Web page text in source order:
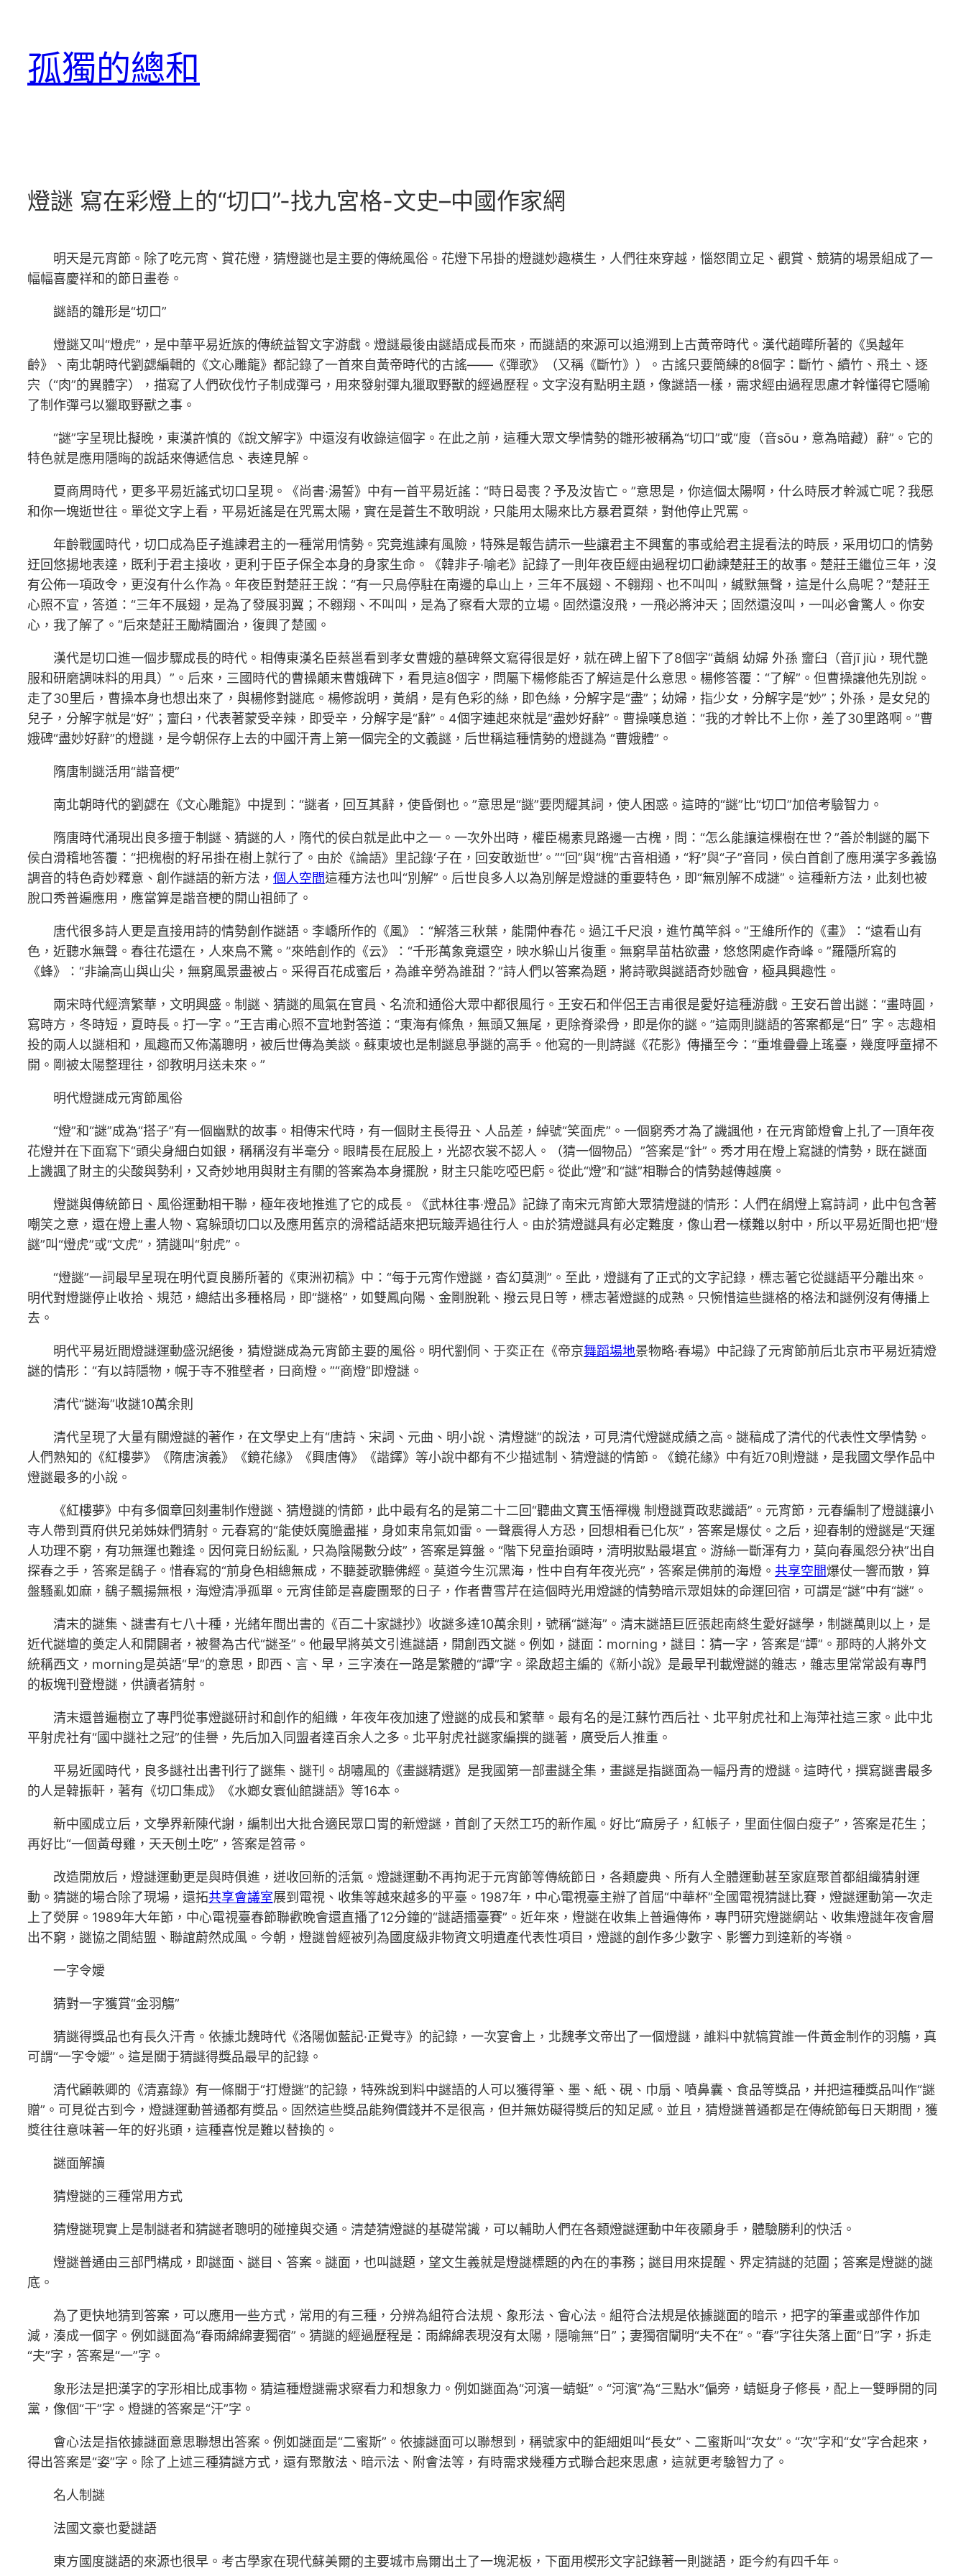
孤獨的總和
燈謎 寫在彩燈上的“切口”-找九宮格-文史–中國作家網
明天是元宵節。除了吃元宵、賞花燈，猜燈謎也是主要的傳統風俗。花燈下吊掛的燈謎妙趣橫生，人們往來穿越，惱怒間立足、觀賞、競猜的場景組成了一
幅幅喜慶祥和的節日畫卷。
謎語的雛形是“切口”
燈謎又叫“燈虎”，是中華平易近族的傳統益智文字游戲。燈謎最後由謎語成長而來，而謎語的來源可以追溯到上古黃帝時代。漢代趙曄所著的《吳越年
齡》、南北朝時代劉勰編輯的《文心雕龍》都記錄了一首來自黃帝時代的古謠——《彈歌》（又稱《斷竹》）。古謠只要簡練的8個字：斷竹、續竹、飛土、逐
宍（“肉”的異體字），描寫了人們砍伐竹子制成彈弓，用來發射彈丸獵取野獸的經過歷程。文字沒有點明主題，像謎語一樣，需求經由過程思慮才幹懂得它隱喻
了制作彈弓以獵取野獸之事。
“謎”字呈現比擬晚，東漢許慎的《說文解字》中還沒有收錄這個字。在此之前，這種大眾文學情勢的雛形被稱為“切口”或“廋（音sōu，意為暗藏）辭”。它的
特色就是應用隱晦的說話來傳遞信息、表達見解。
夏商周時代，更多平易近謠式切口呈現。《尚書·湯誓》中有一首平易近謠：“時日曷喪？予及汝皆亡。”意思是，你這個太陽啊，什么時辰才幹滅亡呢？我愿
和你一塊逝世往。單從文字上看，平易近謠是在咒罵太陽，實在是蒼生不敢明說，只能用太陽來比方暴君夏桀，對他停止咒罵。
年齡戰國時代，切口成為臣子進諫君主的一種常用情勢。究竟進諫有風險，特殊是報告請示一些讓君主不興奮的事或給君主提看法的時辰，采用切口的情勢
迂回悠揚地表達，既利于君主接收，更利于臣子保全本身的身家生命。《韓非子·喻老》記錄了一則年夜臣經由過程切口勸諫楚莊王的故事。楚莊王繼位三年，沒
有公佈一項政令，更沒有什么作為。年夜臣對楚莊王說：“有一只鳥停駐在南邊的阜山上，三年不展翅、不翱翔、也不叫叫，緘默無聲，這是什么鳥呢？”楚莊王
心照不宣，答道：“三年不展翅，是為了發展羽翼；不翱翔、不叫叫，是為了察看大眾的立場。固然還沒飛，一飛必將沖天；固然還沒叫，一叫必會驚人。你安
心，我了解了。”后來楚莊王勵精圖治，復興了楚國。
漢代是切口進一個步驟成長的時代。相傳東漢名臣蔡邕看到孝女曹娥的墓碑祭文寫得很是好，就在碑上留下了8個字“黃絹 幼婦 外孫 齏臼（音jī jiù，現代艷
服和研磨調味料的用具）”。后來，三國時代的曹操顛末曹娥碑下，看見這8個字，問屬下楊修能否了解這是什么意思。楊修答覆：“了解”。但曹操讓他先別說。
走了30里后，曹操本身也想出來了，與楊修對謎底。楊修說明，黃絹，是有色彩的絲，即色絲，分解字是“盡”；幼婦，指少女，分解字是“妙”；外孫，是女兒的
兒子，分解字就是“好”；齏臼，代表著蒙受辛辣，即受辛，分解字是“辭”。4個字連起來就是“盡妙好辭”。曹操嘆息道：“我的才幹比不上你，差了30里路啊。”曹
娥碑“盡妙好辭”的燈謎，是今朝保存上去的中國汗青上第一個完全的文義謎，后世稱這種情勢的燈謎為 “曹娥體”。
隋唐制謎活用“諧音梗”
南北朝時代的劉勰在《文心雕龍》中提到：“謎者，回互其辭，使昏倒也。”意思是“謎”要閃耀其詞，使人困惑。這時的“謎”比“切口”加倍考驗智力。
隋唐時代涌現出良多擅于制謎、猜謎的人，隋代的侯白就是此中之一。一次外出時，權臣楊素見路邊一古槐，問：“怎么能讓這棵樹在世？”善於制謎的屬下
侯白滑稽地答覆：“把槐樹的籽吊掛在樹上就行了。由於《論語》里記錄‘子在，回安敢逝世’。”“回”與“槐”古音相通，“籽”與“子”音同，侯白首創了應用漢字多義協
調音的特色奇妙釋意、創作謎語的新方法， 個人空間這種方法也叫“別解”。后世良多人以為別解是燈謎的重要特色，即“無別解不成謎”。這種新方法，此刻也被
脫口秀普遍應用，應當算是諧音梗的開山祖師了。
唐代很多詩人更是直接用詩的情勢創作謎語。李嶠所作的《風》：“解落三秋葉，能開仲春花。過江千尺浪，進竹萬竿斜。”王維所作的《畫》：“遠看山有
色，近聽水無聲。春往花還在，人來鳥不驚。”來皓創作的《云》：“千形萬象竟還空，映水躲山片復重。無窮旱苗枯欲盡，悠悠閑處作奇峰。”羅隱所寫的
《蜂》：“非論高山與山尖，無窮風景盡被占。采得百花成蜜后，為誰辛勞為誰甜？”詩人們以答案為題，將詩歌與謎語奇妙融會，極具興趣性。
兩宋時代經濟繁華，文明興盛。制謎、猜謎的風氣在官員、名流和通俗大眾中都很風行。王安石和伴侶王吉甫很是愛好這種游戲。王安石曾出謎：“畫時圓，
寫時方，冬時短，夏時長。打一字。”王吉甫心照不宣地對答道：“東海有條魚，無頭又無尾，更除脊梁骨，即是你的謎。”這兩則謎語的答案都是“日” 字。志趣相
投的兩人以謎相和，風趣而又佈滿聰明，被后世傳為美談。蘇東坡也是制謎息爭謎的高手。他寫的一則詩謎《花影》傳播至今：“重堆疊疊上瑤臺，幾度呼童掃不
開。剛被太陽整理往，卻教明月送未來。”
明代燈謎成元宵節風俗
“燈”和“謎”成為“搭子”有一個幽默的故事。相傳宋代時，有一個財主長得丑、人品差，綽號“笑面虎”。一個窮秀才為了譏諷他，在元宵節燈會上扎了一頂年夜
花燈并在下面寫下“頭尖身細白如銀，稱稱沒有半毫分。眼睛長在屁股上，光認衣裳不認人。（猜一個物品）”答案是“針”。秀才用在燈上寫謎的情勢，既在謎面
上譏諷了財主的尖酸與勢利，又奇妙地用與財主有關的答案為本身擺脫，財主只能吃啞巴虧。從此“燈”和“謎”相聯合的情勢越傳越廣。
燈謎與傳統節日、風俗運動相干聯，極年夜地推進了它的成長。《武林往事·燈品》記錄了南宋元宵節大眾猜燈謎的情形：人們在絹燈上寫詩詞，此中包含著
嘲笑之意，還在燈上畫人物、寫躲頭切口以及應用舊京的滑稽話語來把玩簸弄過往行人。由於猜燈謎具有必定難度，像山君一樣難以射中，所以平易近間也把“燈
謎”叫“燈虎”或“文虎”，猜謎叫“射虎”。
“燈謎”一詞最早呈現在明代夏良勝所著的《東洲初稿》中：“每于元宵作燈謎，杳幻莫測”。至此，燈謎有了正式的文字記錄，標志著它從謎語平分離出來。
明代對燈謎停止收拾、規范，總結出多種格局，即“謎格”，如雙鳳向陽、金剛脫靴、撥云見日等，標志著燈謎的成熟。只惋惜這些謎格的格法和謎例沒有傳播上
去。
明代平易近間燈謎運動盛況絕後，猜燈謎成為元宵節主要的風俗。明代劉侗、于奕正在《帝京舞蹈場地景物略·春場》中記錄了元宵節前后北京市平易近猜燈
謎的情形：“有以詩隱物，幌于寺不雅壁者，曰商燈。”“商燈”即燈謎。
清代“謎海”收謎10萬余則
清代呈現了大量有關燈謎的著作，在文學史上有“唐詩、宋詞、元曲、明小說、清燈謎”的說法，可見清代燈謎成績之高。謎稿成了清代的代表性文學情勢。
人們熟知的《紅樓夢》《隋唐演義》《鏡花緣》《興唐傳》《諧鐸》等小說中都有不少描述制、猜燈謎的情節。《鏡花緣》中有近70則燈謎，是我國文學作品中
燈謎最多的小說。
《紅樓夢》中有多個章回刻畫制作燈謎、猜燈謎的情節，此中最有名的是第二十二回“聽曲文寶玉悟禪機 制燈謎賈政悲讖語”。元宵節，元春編制了燈謎讓小
寺人帶到賈府供兄弟姊妹們猜射。元春寫的“能使妖魔膽盡摧，身如束帛氣如雷。一聲震得人方恐，回想相看已化灰”，答案是爆仗。之后，迎春制的燈謎是“天運
人功理不窮，有功無運也難逢。因何竟日紛紜亂，只為陰陽數分歧”，答案是算盤。“階下兒童抬頭時，清明妝點最堪宜。游絲一斷渾有力，莫向春風怨分袂”出自
探春之手，答案是鷂子。惜春寫的“前身色相總無成，不聽菱歌聽佛經。莫道今生沉黑海，性中自有年夜光亮”，答案是佛前的海燈。 共享空間爆仗一響而散，算
盤騷亂如麻，鷂子飄揚無根，海燈清凈孤單。元宵佳節是喜慶團聚的日子，作者曹雪芹在這個時光用燈謎的情勢暗示眾姐妹的命運回宿，可謂是“謎”中有“謎”。
清末的謎集、謎書有七八十種，光緒年間出書的《百二十家謎抄》收謎多達10萬余則，號稱“謎海”。清末謎語巨匠張起南終生愛好謎學，制謎萬則以上，是
近代謎壇的奠定人和開闢者，被譽為古代“謎圣”。他最早將英文引進謎語，開創西文謎。例如，謎面：morning，謎目：猜一字，答案是“譚”。那時的人將外文
統稱西文，morning是英語“早”的意思，即西、言、早，三字湊在一路是繁體的“譚”字。梁啟超主編的《新小說》是最早刊載燈謎的雜志，雜志里常常設有專門
的板塊刊登燈謎，供讀者猜射。
清末還普遍樹立了專門從事燈謎研討和創作的組織，年夜年夜加速了燈謎的成長和繁華。最有名的是江蘇竹西后社、北平射虎社和上海萍社這三家。此中北
平射虎社有“國中謎社之冠”的佳譽，先后加入同盟者達百余人之多。北平射虎社謎家編撰的謎著，廣受后人推重。
平易近國時代，良多謎社出書刊行了謎集、謎刊。胡嘯風的《畫謎精選》是我國第一部畫謎全集，畫謎是指謎面為一幅丹青的燈謎。這時代，撰寫謎書最多
的人是韓振軒，著有《切口集成》《水嫏女寰仙館謎語》等16本。
新中國成立后，文學界新陳代謝，編制出大批合適民眾口胃的新燈謎，首創了天然工巧的新作風。好比“麻房子，紅帳子，里面住個白瘦子”，答案是花生；
再好比“一個黃母雞，天天刨土吃”，答案是笤帚。
改造開放后，燈謎運動更是與時俱進，迸收回新的活氣。燈謎運動不再拘泥于元宵節等傳統節日，各類慶典、所有人全體運動甚至家庭聚首都組織猜射運
動。猜謎的場合除了現場，還拓共享會議室展到電視、收集等越來越多的平臺。1987年，中心電視臺主辦了首屆“中華杯”全國電視猜謎比賽，燈謎運動第一次走
上了熒屏。1989年大年節，中心電視臺春節聯歡晚會還直播了12分鐘的“謎語擂臺賽”。近年來，燈謎在收集上普遍傳佈，專門研究燈謎網站、收集燈謎年夜會層
出不窮，謎協之間結盟、聯誼蔚然成風。今朝，燈謎曾經被列為國度級非物資文明遺產代表性項目，燈謎的創作多少數字、影響力到達新的岑嶺。
一字令嬡
猜對一字獲賞“金羽觴”
猜謎得獎品也有長久汗青。依據北魏時代《洛陽伽藍記·正覺寺》的記錄，一次宴會上，北魏孝文帝出了一個燈謎，誰料中就犒賞誰一件黃金制作的羽觴，真
可謂“一字令嬡”。這是關于猜謎得獎品最早的記錄。
清代顧軼卿的《清嘉錄》有一條關于“打燈謎”的記錄，特殊說到料中謎語的人可以獲得筆、墨、紙、硯、巾扇、噴鼻囊、食品等獎品，并把這種獎品叫作“謎
贈”。可見從古到今，燈謎運動普通都有獎品。固然這些獎品能夠價錢并不是很高，但并無妨礙得獎后的知足感。並且，猜燈謎普通都是在傳統節每日天期間，獲
獎往往意味著一年的好兆頭，這種喜悅是難以替換的。
謎面解讀
猜燈謎的三種常用方式
猜燈謎現實上是制謎者和猜謎者聰明的碰撞與交通。清楚猜燈謎的基礎常識，可以輔助人們在各類燈謎運動中年夜顯身手，體驗勝利的快活。
燈謎普通由三部門構成，即謎面、謎目、答案。謎面，也叫謎題，望文生義就是燈謎標題的內在的事務；謎目用來提醒、界定猜謎的范圍；答案是燈謎的謎
底。
為了更快地猜到答案，可以應用一些方式，常用的有三種，分辨為組符合法規、象形法、會心法。組符合法規是依據謎面的暗示，把字的筆畫或部件作加
減，湊成一個字。例如謎面為“春雨綿綿妻獨宿”。猜謎的經過歷程是：雨綿綿表現沒有太陽，隱喻無“日”；妻獨宿闡明“夫不在”。“春”字往失落上面“日”字，拆走
“夫”字，答案是“一”字。
象形法是把漢字的字形相比成事物。猜這種燈謎需求察看力和想象力。例如謎面為“河濱一蜻蜓”。“河濱”為“三點水”偏旁，蜻蜓身子修長，配上一雙睜開的同
黨，像個“干”字。燈謎的答案是“汗”字。
會心法是指依據謎面意思聯想出答案。例如謎面是“二蜜斯”。依據謎面可以聯想到，稱號家中的鉅細姐叫“長女”、二蜜斯叫“次女”。“次”字和“女”字合起來，
得出答案是“姿”字。除了上述三種猜謎方式，還有聚散法、暗示法、附會法等，有時需求幾種方式聯合起來思慮，這就更考驗智力了。
名人制謎
法國文豪也愛謎語
東方國度謎語的來源也很早。考古學家在現代蘇美爾的主要城市烏爾出土了一塊泥板，下面用楔形文字記錄著一則謎語，距今約有四千年。